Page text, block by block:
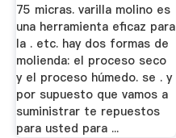
75 micras. varilla molino es
una herramienta eficaz para
la . etc. hay dos formas de
molienda: el proceso seco
y el proceso húmedo. se . y
por supuesto que vamos a
suministrar te repuestos
para usted para ...